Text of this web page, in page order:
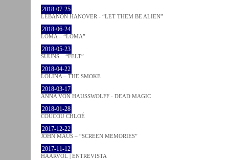
2018-07-25
LEBANON HANOVER - “LET THEM BE ALIEN”
2018-06-24
LOMA – “LOMA”
2018-05-23
SUUNS – “FELT”
2018-04-22
LOLINA – THE SMOKE
2018-03-17
ANNA VON HAUSSWOLFF - DEAD MAGIC
2018-01-28
COUCOU CHLOÉ
2017-12-22
JOHN MAUS – “SCREEN MEMORIES”
2017-11-12
HAARVÖL | ENTREVISTA